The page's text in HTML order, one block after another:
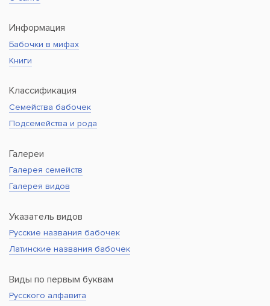
Информация
Бабочки в мифах
Книги
Классификация
Семейства бабочек
Подсемейства и рода
Галереи
Галерея семейств
Галерея видов
Указатель видов
Русские названия бабочек
Латинские названия бабочек
Виды по первым буквам
Русского алфавита